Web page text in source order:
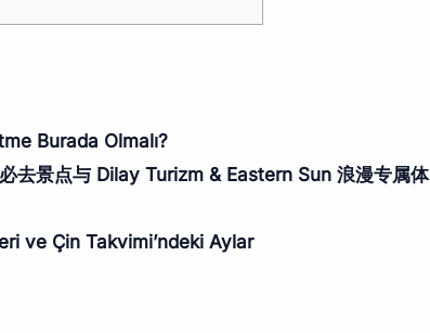
Burada Olmalı?
去景点与 Dilay Turizm & Eastern Sun 浪漫专属体
ve Çin Takvimi’ndeki Aylar